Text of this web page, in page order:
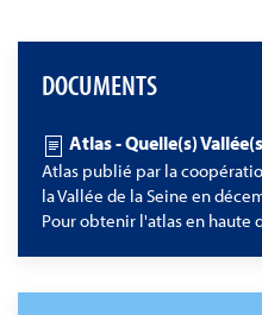
DOCUMENTS
Atlas - Quelle(s)
Atlas publié par la
la Vallée de la Seine en
Pour obtenir l'atlas en haute